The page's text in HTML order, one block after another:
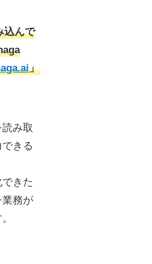
込んで
」
み取
きる
きた
業務が